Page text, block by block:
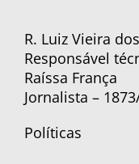
R. Luiz Vieira
Responsável
Raíssa França
Jornalista –
Políticas